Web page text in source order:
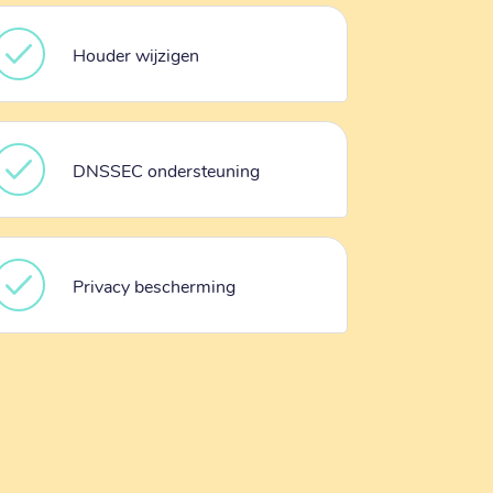
Houder wijzigen
DNSSEC ondersteuning
Privacy bescherming